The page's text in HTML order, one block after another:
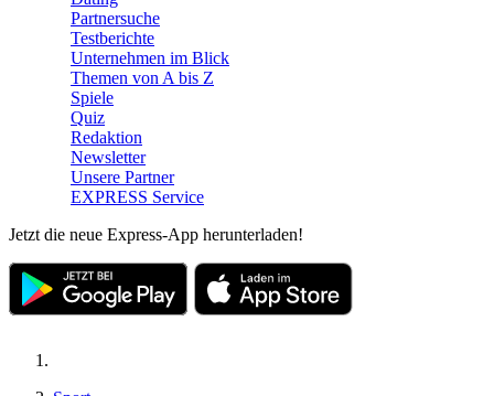
Partnersuche
Testberichte
Unternehmen im Blick
Themen von A bis Z
Spiele
Quiz
Redaktion
Newsletter
Unsere Partner
EXPRESS Service
Jetzt die neue Express-App herunterladen!